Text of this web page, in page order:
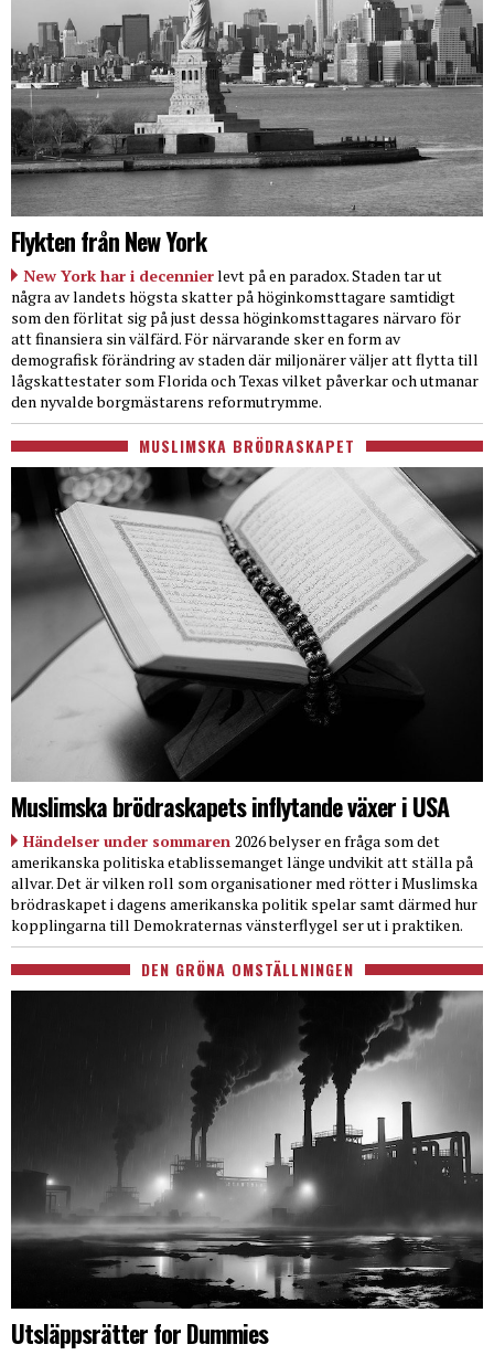
Flykten från New York
New York har i decennierlevt på en paradox. Staden tar ut
några av landets högsta skatter på höginkomsttagare samtidigt
som den förlitat sig på just dessa höginkomsttagares närvaro för
att finansiera sin välfärd. För närvarande sker en form av
demografisk förändring av staden där miljonärer väljer att flytta till
lågskattestater som Florida och Texas vilket påverkar och utmanar
den nyvalde borgmästarens reformutrymme.
MUSLIMSKA BRÖDRASKAPET
Muslimska brödraskapets inflytande växer i USA
Händelser under sommaren 2026 belyser en fråga som det
amerikanska politiska etablissemanget länge undvikit att ställa på
allvar. Det är vilken roll som organisationer med rötter i Muslimska
brödraskapet i dagens amerikanska politik spelar samt därmed hur
kopplingarna till Demokraternas vänsterflygel ser ut i praktiken.
DEN GRÖNA OMSTÄLLNINGEN
Utsläppsrätter for Dummies